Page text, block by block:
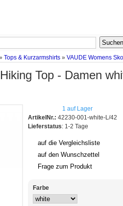
Tops & Kurzarmshirts » VAUDE Womens
Top - Damen
1 auf Lager
ArtikelNr.: 42230-001-white-L/42
Lieferstatus: 1-2 Tage
auf die Vergleichsliste
auf den Wunschzettel
Frage zum Produkt
Farbe